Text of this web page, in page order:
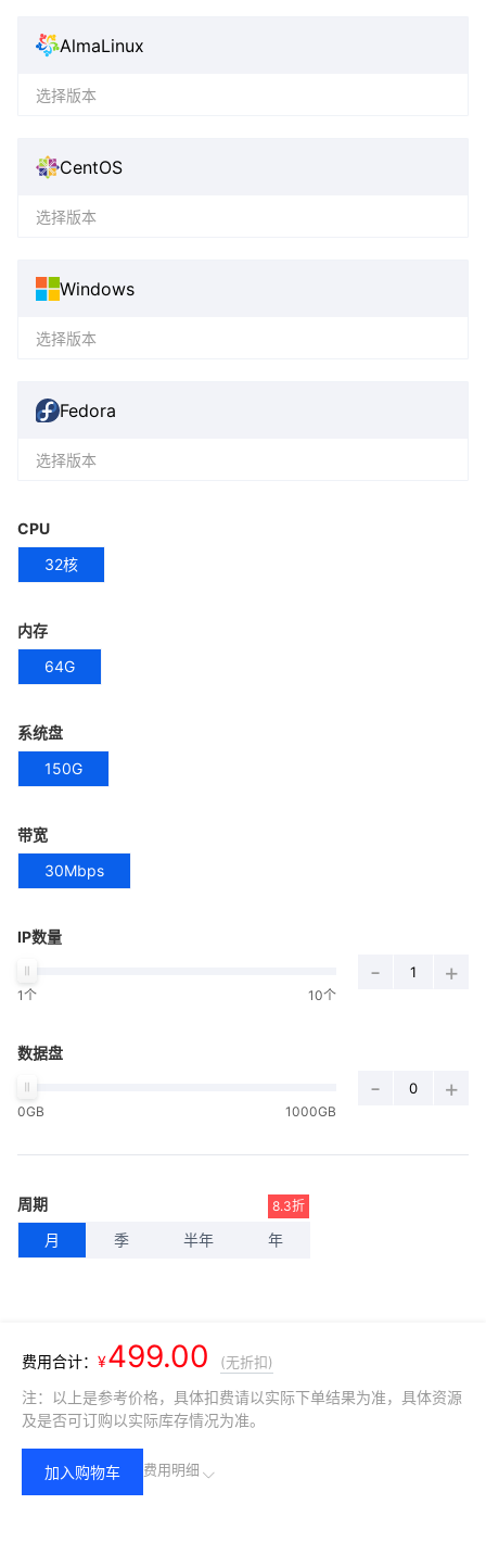
AlmaLinux
选择版本
CentOS
选择版本
Windows
选择版本
Fedora
选择版本
CPU
32核
内存
64G
系统盘
150G
带宽
30Mbps
IP数量
1个 10个
- +
数据盘
0GB 1000GB
- +
周期
月
季 半年 年
8.3折
费用合计： ¥499.00 (无折扣)
注：以上是参考价格，具体扣费请以实际下单结果为准，具体资源
及是否可订购以实际库存情况为准。
费用明细
加入购物车